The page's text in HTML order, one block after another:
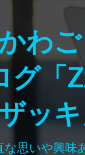
わ
グ「
ッキ
な思いや興味